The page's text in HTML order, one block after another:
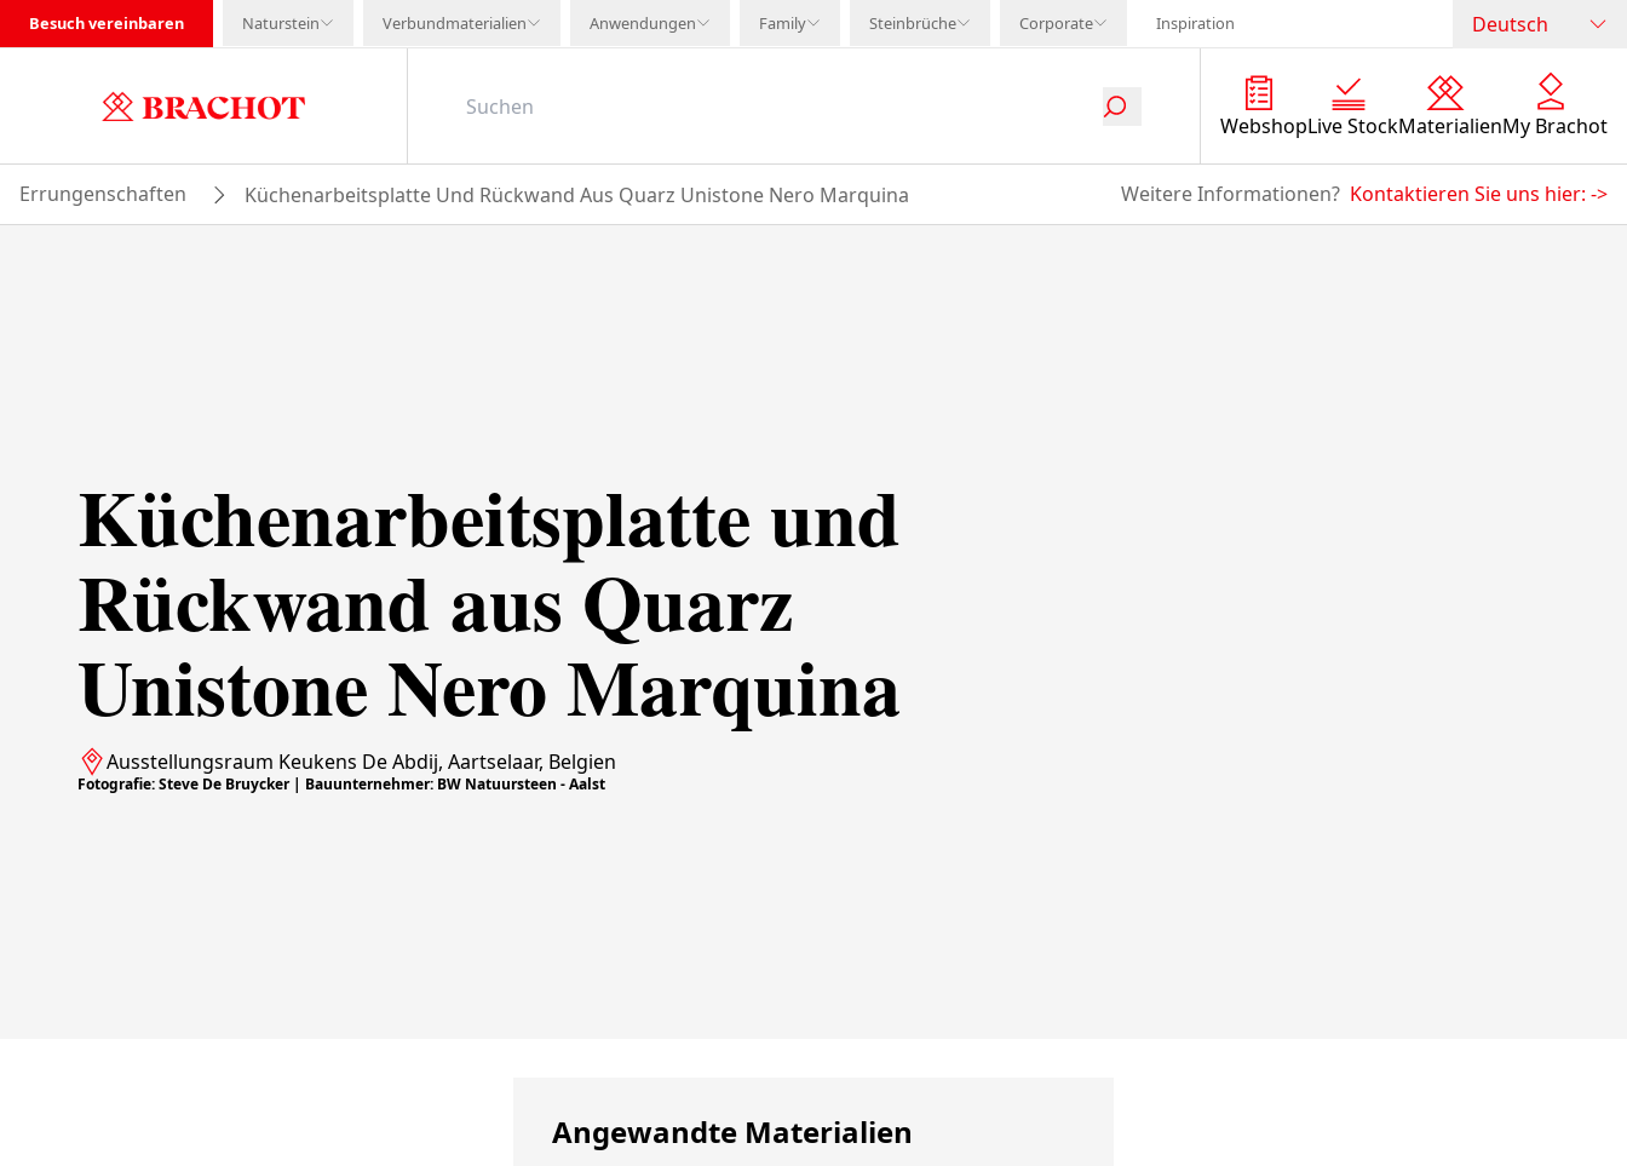
Besuch vereinbaren Naturstein Verbundmaterialien Anwendungen Family Steinbrüche Corporate Inspiration Deutsch
WebshopLive StockMaterialienMy Brachot
Errungenschaften Küchenarbeitsplatte Und Rückwand Aus Quarz Unistone Nero Marquina Weitere Informationen? Kontaktieren Sie uns hier: ->
Küchenarbeitsplatte und
Rückwand aus Quarz
Unistone Nero Marquina
Ausstellungsraum Keukens De Abdij, Aartselaar, Belgien
Fotografie: Steve De Bruycker | Bauunternehmer: BW Natuursteen - Aalst
Angewandte Materialien